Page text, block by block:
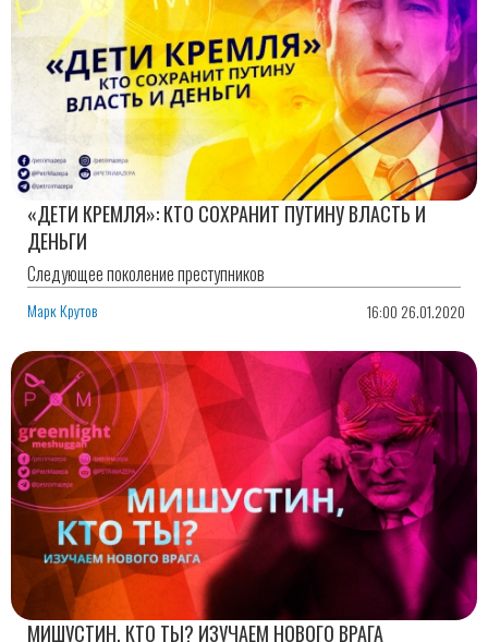
«ДЕТИ КРЕМЛЯ»: КТО СОХРАНИТ ПУТИНУ ВЛАСТЬ И
ДЕНЬГИ
Следующее поколение преступников
Марк Крутов 16:00 26.01.2020
МИШУСТИН, КТО ТЫ? ИЗУЧАЕМ НОВОГО ВРАГА